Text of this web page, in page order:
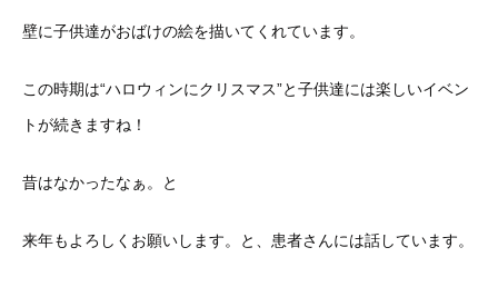
壁に子供達がおばけの絵を描いてくれています。
この時期は“ハロウィンにクリスマス”と子供達には楽しいイベン
トが続きますね！
昔はなかったなぁ。と
来年もよろしくお願いします。と、患者さんには話しています。